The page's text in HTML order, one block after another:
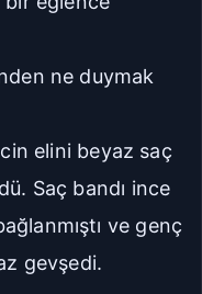
ne duymak
elini beyaz saç
Saç bandı ince
ve genç
gevşedi.